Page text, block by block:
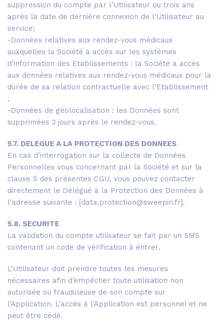
suppression du compte par l’Utilisateur ou trois ans
après la date de dernière connexion de l’Utilisateur au
service;
-Données relatives aux rendez-vous médicaux
auxquelles la Société a accès sur les systèmes
d’information des Etablissements : la Société a accès
aux données relatives aux rendez-vous médicaux pour la
durée de sa relation contractuelle avec l’Etablissement
;
-Données de géolocalisation : les Données sont
supprimées 3 jours après le rendez-vous.
5.7. DELEGUE A LA PROTECTION DES DONNEES
En cas d’interrogation sur la collecte de Données
Personnelles vous concernant par la Société et sur la
clause 5 des présentes CGU, vous pouvez contacter
directement le Délégué à la Protection des Données à
l’adresse suivante : [data.protection@sweepin.fr].
5.8. SECURITE
La validation du compte utilisateur se fait par un SMS
contenant un code de vérification à entrer.
L’Utilisateur doit prendre toutes les mesures
nécessaires afin d’empêcher toute utilisation non
autorisée ou frauduleuse de son compte sur
l’Application. L’accès à l’Application est personnel et ne
peut être cédé.